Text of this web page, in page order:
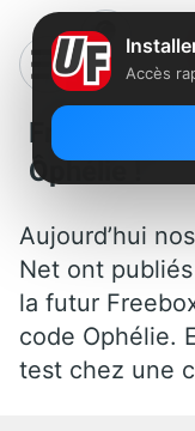
Freebox
Ôphélie !
Aujourd’hui
Net ont
la futur
code Ophélie.
test chez une
Accès